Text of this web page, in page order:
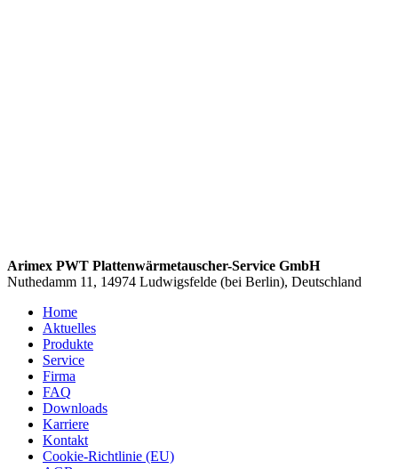
Arimex PWT Plattenwärmetauscher-Service GmbH
Nuthedamm 11, 14974 Ludwigsfelde (bei Berlin), Deutschland
Home
Aktuelles
Produkte
Service
Firma
FAQ
Downloads
Karriere
Kontakt
Cookie-Richtlinie (EU)